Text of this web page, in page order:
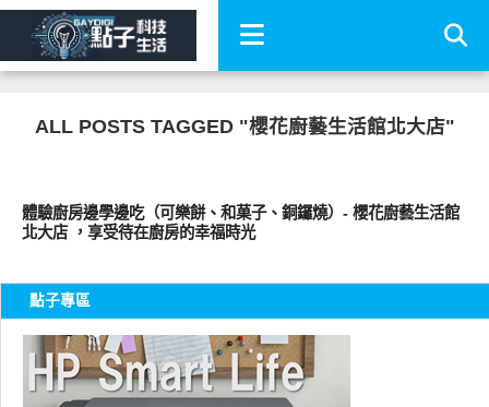
ALL POSTS TAGGED "櫻花廚藝生活館北大店"
體驗廚房邊學邊吃（可樂餅、和菓子、銅鑼燒）- 櫻花廚藝生活館
北大店 ，享受待在廚房的幸福時光
點子專區